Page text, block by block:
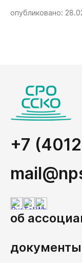
опубликовано:
+7
об
документы